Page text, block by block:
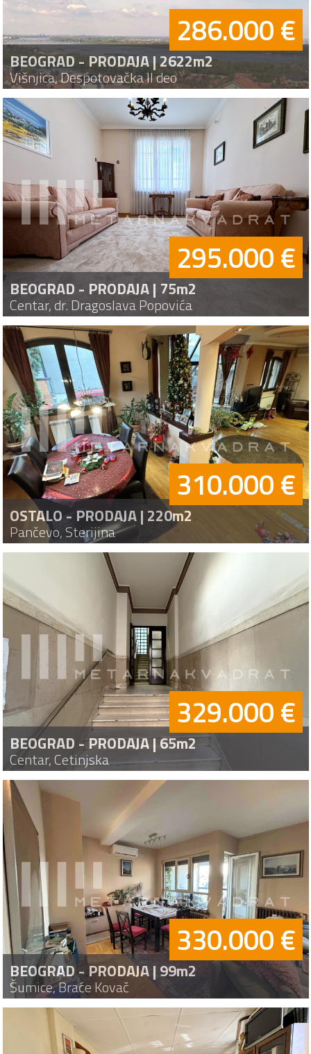
BEOGRAD - PRODAJA | 2622m2
Višnjica, Despotovačka II deo
286.000 €
BEOGRAD - PRODAJA | 75m2
Centar, dr. Dragoslava Popovića
295.000 €
OSTALO - PRODAJA | 220m2
Pančevo, Sterijina
310.000 €
BEOGRAD - PRODAJA | 65m2
Centar, Cetinjska
329.000 €
BEOGRAD - PRODAJA | 99m2
Šumice, Braće Kovač
330.000 €